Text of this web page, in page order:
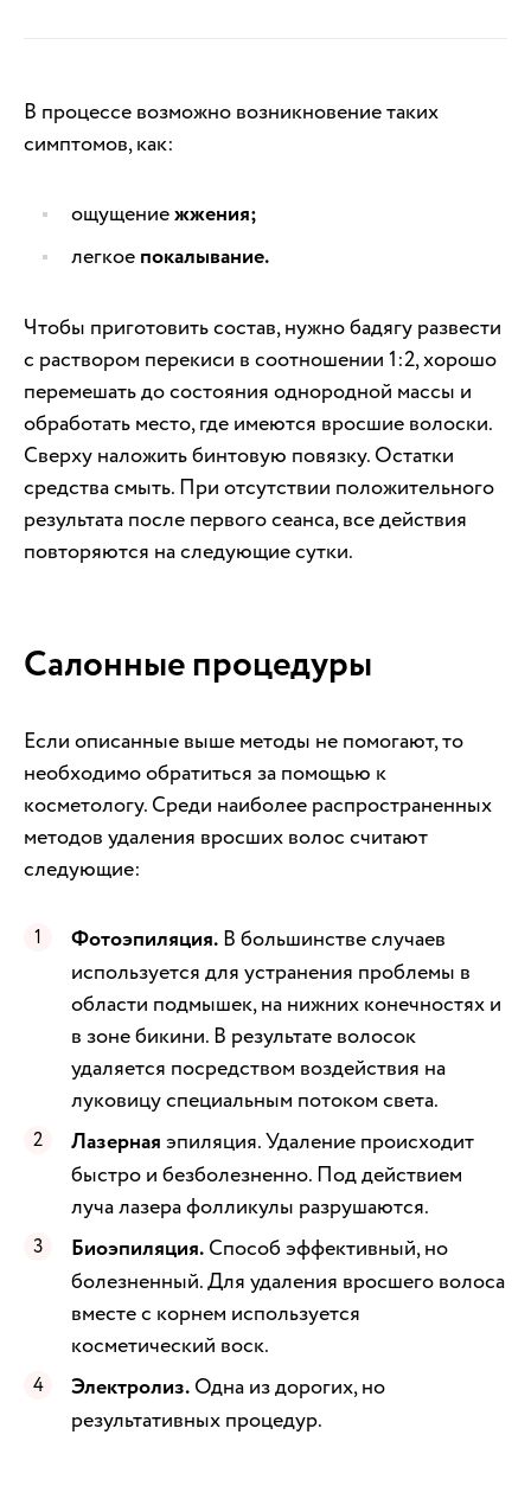
В процессе возможно возникновение таких
симптомов, как:
ощущениежжения;
легкое покалывание.
Чтобы приготовить состав, нужно бадягу развести
с раствором перекиси в соотношении 1:2, хорошо
перемешать до состояния однородной массы и
обработать место, где имеются вросшие волоски.
Сверху наложить бинтовую повязку. Остатки
средства смыть. При отсутствии положительного
результата после первого сеанса, все действия
повторяются на следующие сутки.
Салонные процедуры
Если описанные выше методы не помогают, то
необходимо обратиться за помощью к
косметологу. Среди наиболее распространенных
методов удаления вросших волос считают
следующие:
Фотоэпиляция. В большинстве случаев
используется для устранения проблемы в
области подмышек, на нижних конечностях и
в зоне бикини. В результате волосок
удаляется посредством воздействия на
луковицу специальным потоком света.
Лазерная эпиляция. Удаление происходит
быстро и безболезненно. Под действием
луча лазера фолликулы разрушаются.
Биоэпиляция. Способ эффективный, но
болезненный. Для удаления вросшего волоса
вместе с корнем используется
косметический воск.
Электролиз. Одна из дорогих, но
результативных процедур.